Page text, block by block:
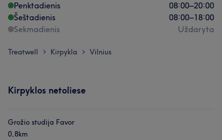
Penktadienis
08:00–20:00
Šeštadienis
08:00–18:00
Sekmadienis
Uždaryta
Treatwell > Kirpykla > Vilnius
Kirpyklos netoliese
Grožio studija Favor
0,8km